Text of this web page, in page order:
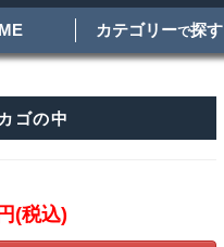
カテゴリーで探す
ゴの中
(税込)